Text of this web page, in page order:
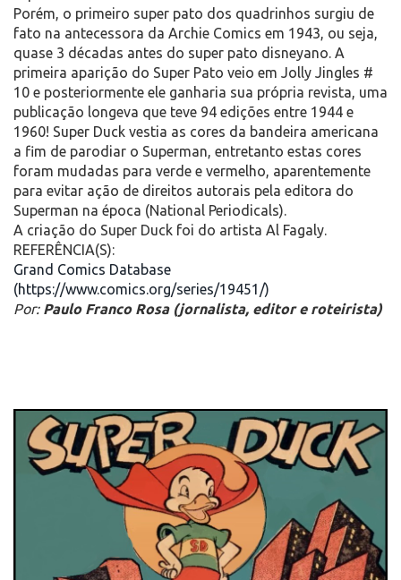
Porém, o primeiro super pato dos quadrinhos surgiu de
fato na antecessora da Archie Comics em 1943, ou seja,
quase 3 décadas antes do super pato disneyano. A
primeira aparição do Super Pato veio em Jolly Jingles #
10 e posteriormente ele ganharia sua própria revista, uma
publicação longeva que teve 94 edições entre 1944 e
1960! Super Duck vestia as cores da bandeira americana
a fim de parodiar o Superman, entretanto estas cores
foram mudadas para verde e vermelho, aparentemente
para evitar ação de direitos autorais pela editora do
Superman na época (National Periodicals).
A criação do Super Duck foi do artista Al Fagaly.
REFERÊNCIA(S):
Grand Comics Database
(https://www.comics.org/series/19451/)
Por: Paulo Franco Rosa (jornalista, editor e roteirista)